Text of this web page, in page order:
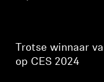
Trotse winnaar
op CES 2024